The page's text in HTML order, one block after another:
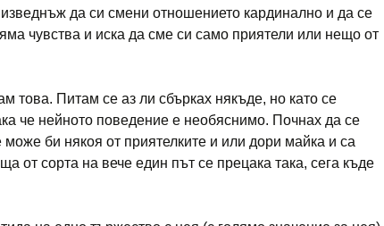
да си смени отношението кардинално и да се
чувства и иска да сме си само приятели или нещо от
това. Питам се аз ли сбърках някъде, но като се
че нейното поведение е необяснимо. Почнах да се
би някоя от приятелките и или дори майка и са
от сорта на вече един път се прецака така, сега къде